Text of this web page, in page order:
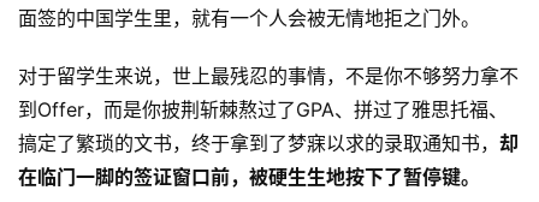
面签的中国学生里，就有一个人会被无情地拒之门外。
对于留学生来说，世上最残忍的事情，不是你不够努力拿不
到Offer，而是你披荆斩棘熬过了GPA、拼过了雅思托福、
搞定了繁琐的文书，终于拿到了梦寐以求的录取通知书， 却
在临门一脚的签证窗口前，被硬生生地按下了暂停键。